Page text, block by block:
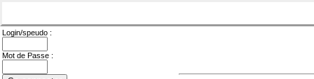
Login/speudo :
Mot de Passe :